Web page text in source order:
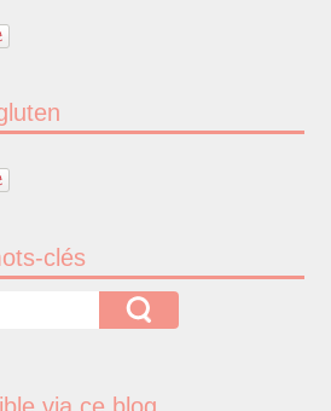
clés